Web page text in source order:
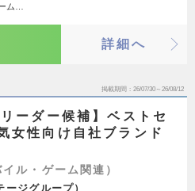
ム…
詳細へ
掲載期間 26/07/30～26/08/12
ーダー候補】ベストセ
女性向け自社ブランド
ル・ゲーム関連）
ジグループ）